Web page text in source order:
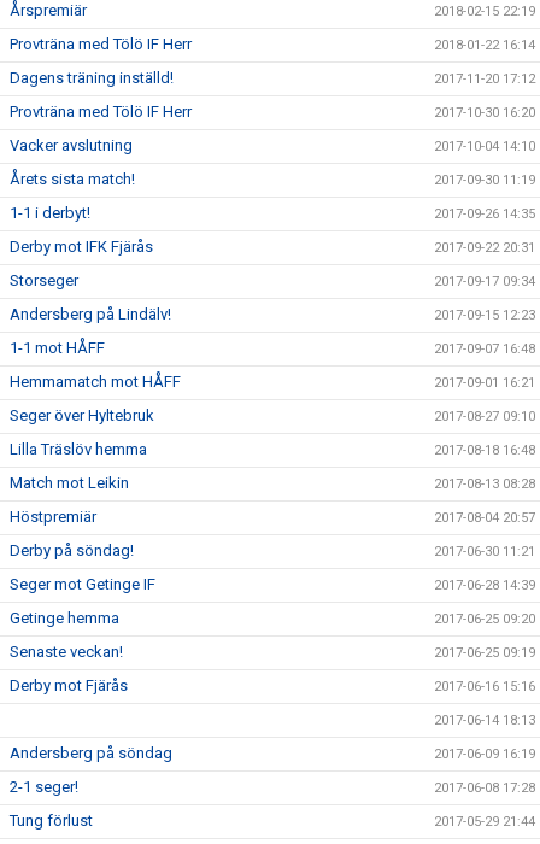
Årspremiär 2018-02-15 22:19
Provträna med Tölö IF Herr 2018-01-22 16:14
Dagens träning inställd! 2017-11-20 17:12
Provträna med Tölö IF Herr 2017-10-30 16:20
Vacker avslutning 2017-10-04 14:10
Årets sista match! 2017-09-30 11:19
1-1 i derbyt! 2017-09-26 14:35
Derby mot IFK Fjärås 2017-09-22 20:31
Storseger 2017-09-17 09:34
Andersberg på Lindälv! 2017-09-15 12:23
1-1 mot HÅFF 2017-09-07 16:48
Hemmamatch mot HÅFF 2017-09-01 16:21
Seger över Hyltebruk 2017-08-27 09:10
Lilla Träslöv hemma 2017-08-18 16:48
Match mot Leikin 2017-08-13 08:28
Höstpremiär 2017-08-04 20:57
Derby på söndag! 2017-06-30 11:21
Seger mot Getinge IF 2017-06-28 14:39
Getinge hemma 2017-06-25 09:20
Senaste veckan! 2017-06-25 09:19
Derby mot Fjärås 2017-06-16 15:16
2017-06-14 18:13
Andersberg på söndag 2017-06-09 16:19
2-1 seger! 2017-06-08 17:28
Tung förlust 2017-05-29 21:44